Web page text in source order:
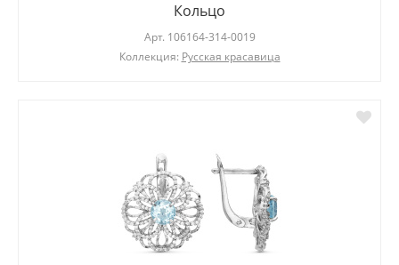
Кольцо
Арт. 106164-314-0019
Коллекция: Русская красавица